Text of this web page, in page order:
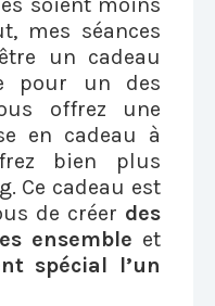
soient moins
mes séances
un cadeau
pour un des
offrez une
en cadeau à
bien plus
Ce cadeau est
de créer des
ensemble et
spécial l’un